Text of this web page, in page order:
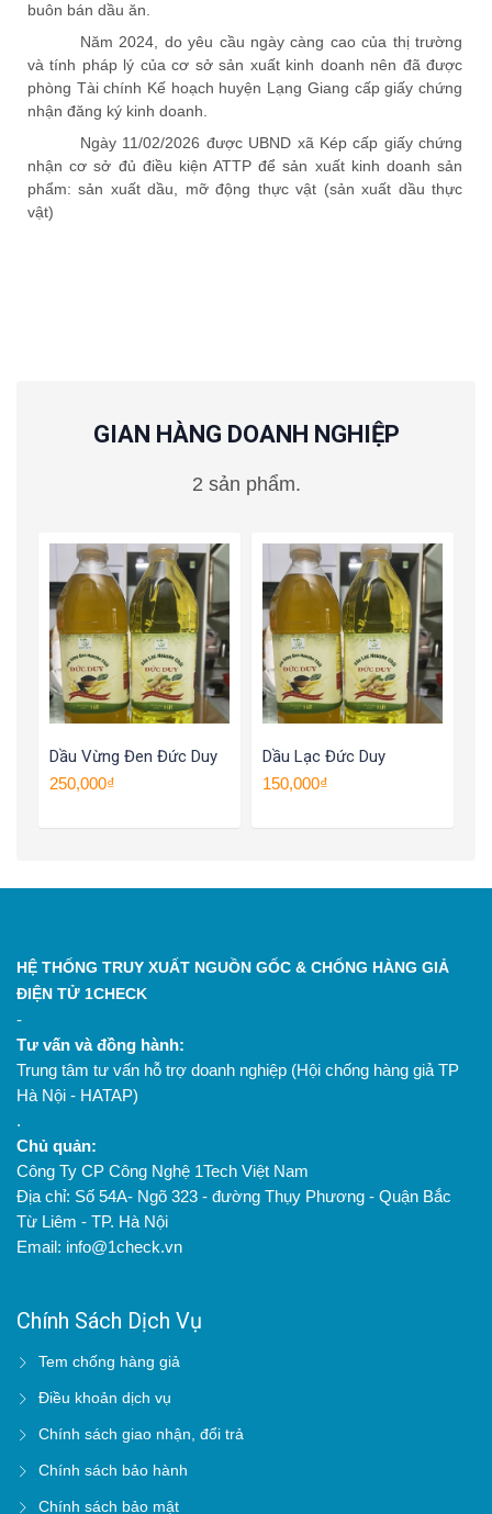
buôn bán dầu ăn.
Năm 2024
do yêu cầu ngày càng cao của thị trường
và tính pháp lý của cơ sở sản xuất kinh doanh nên đã được
phòng Tài chính Kế hoạch huyện Lạng Giang cấp giấy chứng
nhận đăng ký kinh doanh.
Ngày 11/02/2026 được UBND xã Kép cấp giấy chứng
nhận cơ sở đủ điều kiện ATTP để sản xuất kinh doanh sản
phẩm: sản xuất dầu, mỡ động thực vật (sản xuất dầu thực
vật)
GIAN HÀNG DOANH NGHIỆP
2 sản phẩm.
Dầu Vừng Đen Đức Duy
250,000₫
Dầu Lạc Đức Duy
150,000₫
HỆ THỐNG TRUY XUẤT NGUỒN GỐC & CHỐNG HÀNG GIẢ
ĐIỆN TỬ 1CHECK
-
Tư vấn và đồng hành:
Trung tâm tư vấn hỗ trợ doanh nghiệp (Hội chống hàng giả TP
Hà Nội - HATAP)
.
Chủ quản:
Công Ty CP Công Nghệ 1Tech Việt Nam
Địa chỉ: Số 54A- Ngõ 323 - đường Thụy Phương - Quận Bắc
Từ Liêm - TP. Hà Nội
Email: info@1check.vn
Chính Sách Dịch Vụ
Tem chống hàng giả
Điều khoản dịch vụ
Chính sách giao nhận, đổi trả
Chính sách bảo hành
Chính sách bảo mật